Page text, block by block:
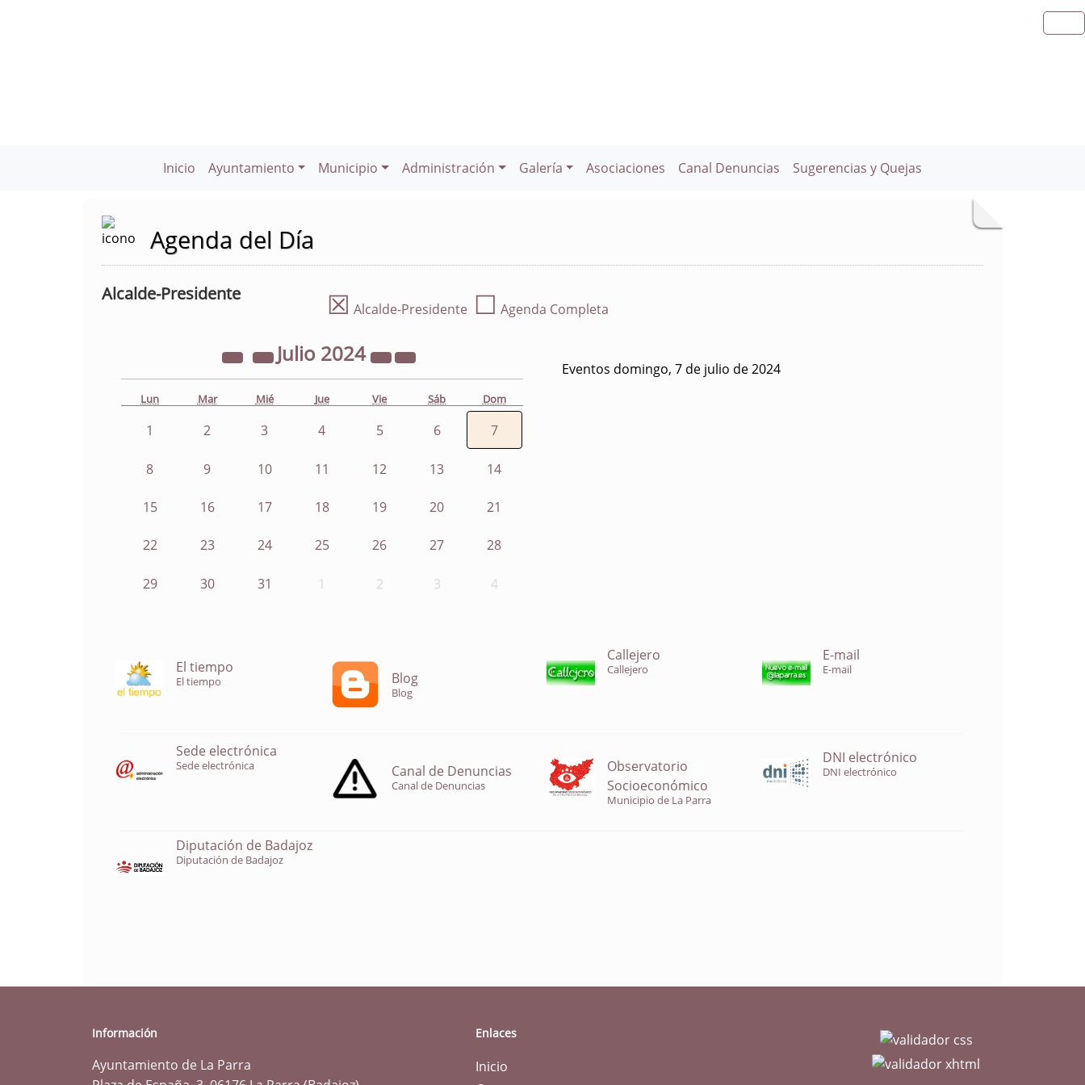
Inicio Ayuntamiento Municipio Administración Galería Asociaciones Canal Denuncias Sugerencias y Quejas
Agenda del Día
Alcalde-Presidente ☒ Alcalde-Presidente ☐ Agenda Completa
Julio 2024
Lun Mar Mié Jue Vie Sáb Dom
1 2 3 4 5 6 7
8 9 10 11 12 13 14
15 16 17 18 19 20 21
22 23 24 25 26 27 28
29 30 31 1 2 3 4
Eventos domingo, 7 de julio de 2024
El tiempo
El tiempo Blog
Blog
Callejero
Callejero
E-mail
E-mail
Sede electrónica
Sede electrónica Canal de Denuncias
Canal de Denuncias
Observatorio
Socioeconómico
Municipio de La Parra
DNI electrónico
DNI electrónico
Diputación de Badajoz
Diputación de Badajoz
Información
Ayuntamiento de La Parra
Enlaces
Inicio